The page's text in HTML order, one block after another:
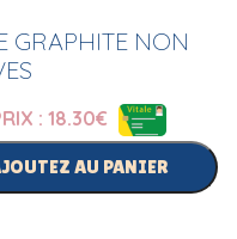
GRAPHITE NON
: 18.30€
AU PANIER